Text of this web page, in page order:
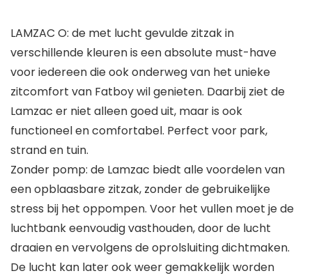
LAMZAC O: de met lucht gevulde zitzak in
verschillende kleuren is een absolute must-have
voor iedereen die ook onderweg van het unieke
zitcomfort van Fatboy wil genieten. Daarbij ziet de
Lamzac er niet alleen goed uit, maar is ook
functioneel en comfortabel. Perfect voor park,
strand en tuin.
Zonder pomp: de Lamzac biedt alle voordelen van
een opblaasbare zitzak, zonder de gebruikelijke
stress bij het oppompen. Voor het vullen moet je de
luchtbank eenvoudig vasthouden, door de lucht
draaien en vervolgens de oprolsluiting dichtmaken.
De lucht kan later ook weer gemakkelijk worden